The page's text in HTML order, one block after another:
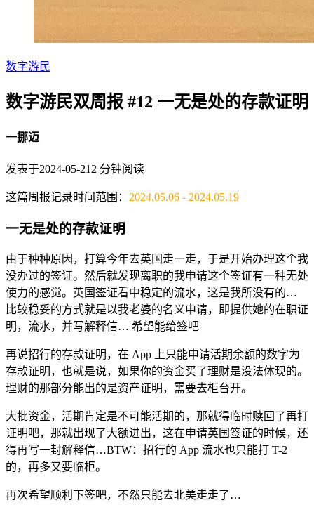
数字游民
数字游民双周报 #12 一无是处的存款证明
一挪迈
发表于2024-05-21 2 分钟阅读
这篇周报记录时间范围： 2024.05.06 - 2024.05.19
一无是处的存款证明
由于种种原因，打算今年去英国走一走，于是开始办理这个我
没办过的签证。然后就发现离职的我申请这个签证有一种无处
使力的感觉。英国签证看中稳定的流水，这是我所没有的…
比较稳妥的方式就是以我老婆的名义申请，即提供她的在职证
明，流水，并写解释信… 希望能给签吧
再说招行的存款证明，在 App 上只能申请活期余额的数字为
存款证明，也就是说，如果你的资金买了理财是没法体现的。
理财的那部分能出的是资产证明，需要去柜台开。
大批资金，活期肯定是不可能活期的，那就得临时赎回了再打
证明吧，那就出现了大额进出，这在申请英国签证的时候，还
得再写一封解释信…BTW：招行的 App 流水也只能打 T-2
的，再多又要临柜。
再次希望顺利下签吧，不然只能去北美走走了…